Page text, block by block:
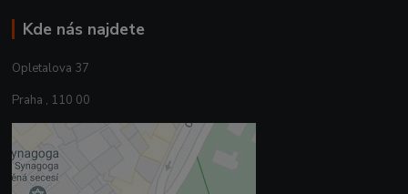
Kde nás najdete
Opletalova 37
Praha , 110 00